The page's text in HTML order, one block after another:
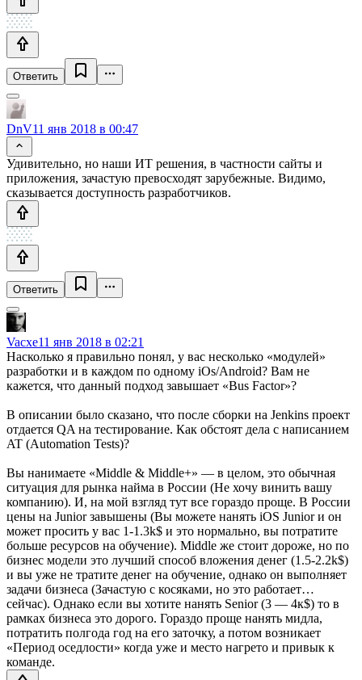
Ответить
DnV11 янв 2018 в 00:47
Удивительно, но наши ИТ решения, в частности сайты и
приложения, зачастую превосходят зарубежные. Видимо,
сказывается доступность разработчиков.
Ответить
Vacxe11 янв 2018 в 02:21
Насколько я правильно понял, у вас несколько «модулей»
разработки и в каждом по одному iOs/Android? Вам не
кажется, что данный подход завышает «Bus Factor»?
В описании было сказано, что после сборки на Jenkins проект
отдается QA на тестирование. Как обстоят дела с написанием
AT (Automation Tests)?
Вы нанимаете «Middle & Middle+» — в целом, это обычная
ситуация для рынка найма в России (Не хочу винить вашу
компанию). И, на мой взгляд тут все гораздо проще. В России
цены на Junior завышены (Вы можете нанять iOS Junior и он
может просить у вас 1-1.3k$ и это нормально, вы потратите
больше ресурсов на обучение). Middle же стоит дороже, но по
бизнес модели это лучший способ вложения денег (1.5-2.2k$)
и вы уже не тратите денег на обучение, однако он выполняет
задачи бизнеса (Зачастую с косяками, но это работает…
сейчас). Однако если вы хотите нанять Senior (3 — 4к$) то в
рамках бизнеса это дорого. Гораздо проще нанять мидла,
потратить полгода год на его заточку, а потом возникает
«Период оседлости» когда уже и место нагрето и привык к
команде.